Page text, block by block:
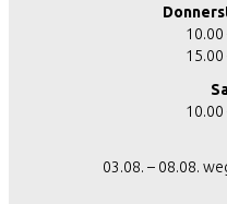
10.00
15.00
10.00
03.08. – 08.08.